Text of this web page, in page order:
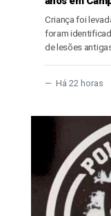
Criança foi
foram
de lesões
Há 22 horas